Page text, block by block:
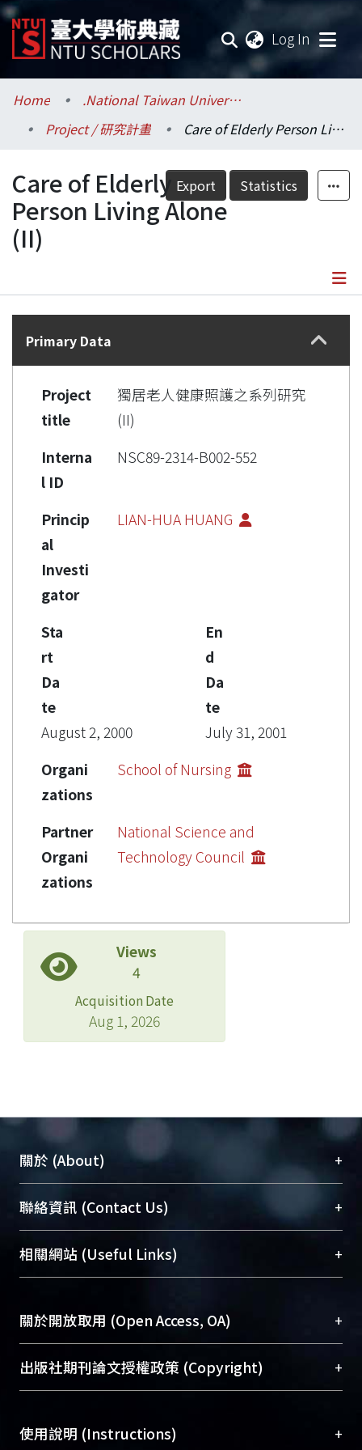
Log In
Communities & Collections
Research Outputs
Fundings & Projects
Researchers
Statistics
Home
.National Taiwan University / 國立臺灣大學
Project / 研究計畫
Care of Elderly Person Living Alone (II)
Export Statistics
Care of Elderly
Person Living Alone
(II)
Details
Primary Data
Project
title
獨居老人健康照護之系列研究
(II)
Interna
l ID
NSC89-2314-B002-552
Princip
al
Investi
gator
LIAN-HUA HUANG
Sta
rt
Da
te
August 2, 2000
En
d
Da
te
July 31, 2001
Organi
zations
School of Nursing
Partner
Organi
zations
National Science and
Technology Council
Views
4
Acquisition Date
Aug 1, 2026
關於 (About) +
臺大位居世界頂尖大學之列，為永久珍藏及向國際
展現本校豐碩的研究成果及學術能量，圖書館整合
機構典藏（NTUR）與學術庫（AH）不同功能平
台，成為臺大學術典藏NTU scholars。期能整合研
成果。
To permanently archive and promote researcher
profiles and scholarly works, Library integrates the
services of “NTU Repository” with “Academic
聯絡資訊 (Contact Us) +
總館學科館員(Main Library)
醫學圖書館學科館員(Medical Library)
Sciences Library)
相關網站 (Useful Links) +
關於開放取用 (Open Access, OA) +
開放取用是從使用者角度提升資訊取用性的社會運
動，應用在學術研究上是透過將研究著作公開供使
用逐年攀升。同時可加速研究發展、提升研究影響
出版社期刊論文授權政策 (Copyright) +
含部分內容的版權非匯入者所有，或由第三方贊
使用說明 (Instructions) +